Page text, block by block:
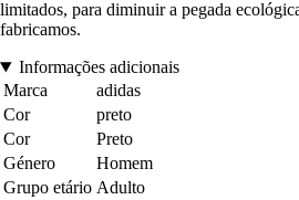
limitados, para diminuir a pegada
fabricamos.
Informações adicionais
Marca
adidas
Cor
preto
Cor
Preto
Género
Homem
Grupo etário Adulto